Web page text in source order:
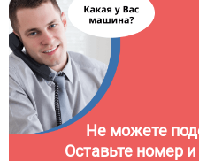
Не можете
Оставьте номер